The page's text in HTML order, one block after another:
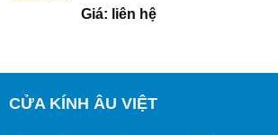
Giá: liên hệ
CỬA KÍNH ÂU VIỆT